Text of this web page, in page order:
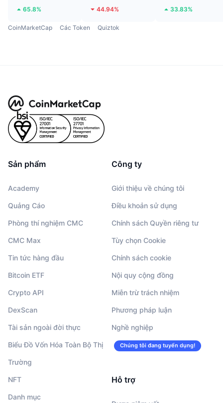
65.8% 44.94% 33.83%
CoinMarketCap Các Token Quiztok
Sản phẩm
Academy
Quảng Cáo
Phòng thí nghiệm CMC
CMC Max
Tin tức hàng đầu
Bitcoin ETF
Crypto API
DexScan
Tài sản ngoài đời thực
Biểu Đồ Vốn Hóa Toàn Bộ Thị
Trường
NFT
Danh mục
Công ty
Giới thiệu về chúng tôi
Điều khoản sử dụng
Chính sách Quyền riêng tư
Tùy chọn Cookie
Chính sách cookie
Nội quy cộng đồng
Miễn trừ trách nhiệm
Phương pháp luận
Nghề nghiệp
Chúng tôi đang tuyển dụng!
Hỗ trợ